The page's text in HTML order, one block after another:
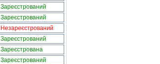
Зареєстрований
Зареєстрований
Незареєстрований
Зареєстрований
Зареєстрована
Зареєстрований